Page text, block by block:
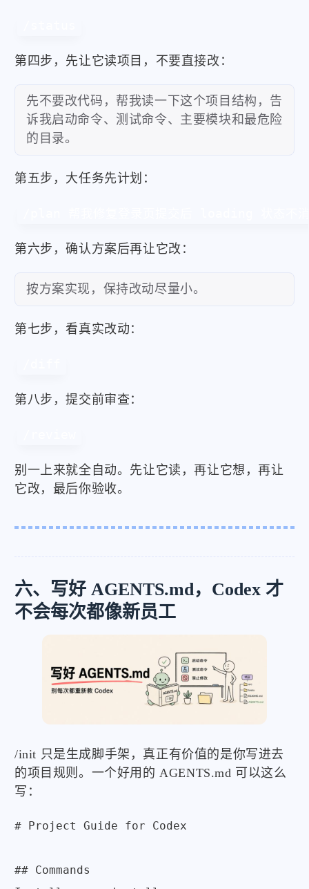
第四步，先让它读项目，不要直接改：
先不要改代码，帮我读一下这个项目结构，告
诉我启动命令、测试命令、主要模块和最危险
的目录。
第五步，大任务先计划：
第六步，确认方案后再让它改：
按方案实现，保持改动尽量小。
第七步，看真实改动：
第八步，提交前审查：
别一上来就全自动。先让它读，再让它想，再让
它改，最后你验收。
六、写好 AGENTS.md，Codex 才
不会每次都像新员工
/init 只是生成脚手架，真正有价值的是你写进去
的项目规则。一个好用的 AGENTS.md 可以这么
写：
# Project Guide for Codex
## Commands